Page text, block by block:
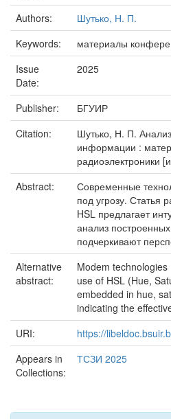
Authors:
Шутько, Н. П.
Keywords:
материалы
Issue
Date:
2025
Publisher:
БГУИР
Citation:
Шутько, Н. П.
информации :
радиоэлектроники
Abstract:
Современные
под угрозу. Статья
HSL предлагает
анализ
подчеркивают
Alternative
abstract:
Modem
use of HSL (Hue,
embedded in hue,
indicating the
URI:
https://
Appears in
Collections:
ТСЗИ 2025